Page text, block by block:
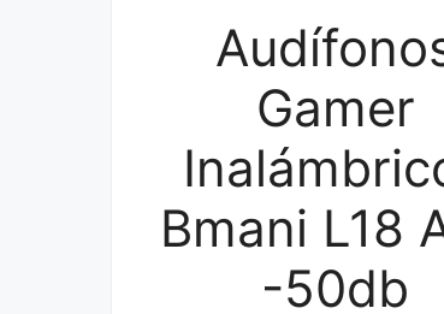
Gamer
Bmani L18
-50db